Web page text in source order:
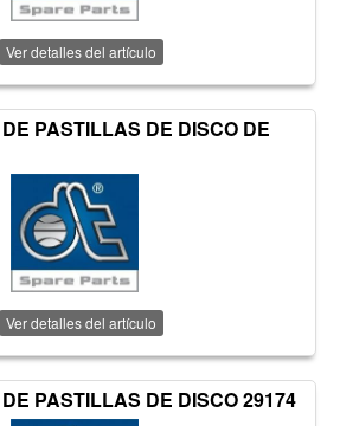
Ver detalles del artículo
PASTILLAS DE DISCO DE
Ver detalles del artículo
PASTILLAS DE DISCO 29174